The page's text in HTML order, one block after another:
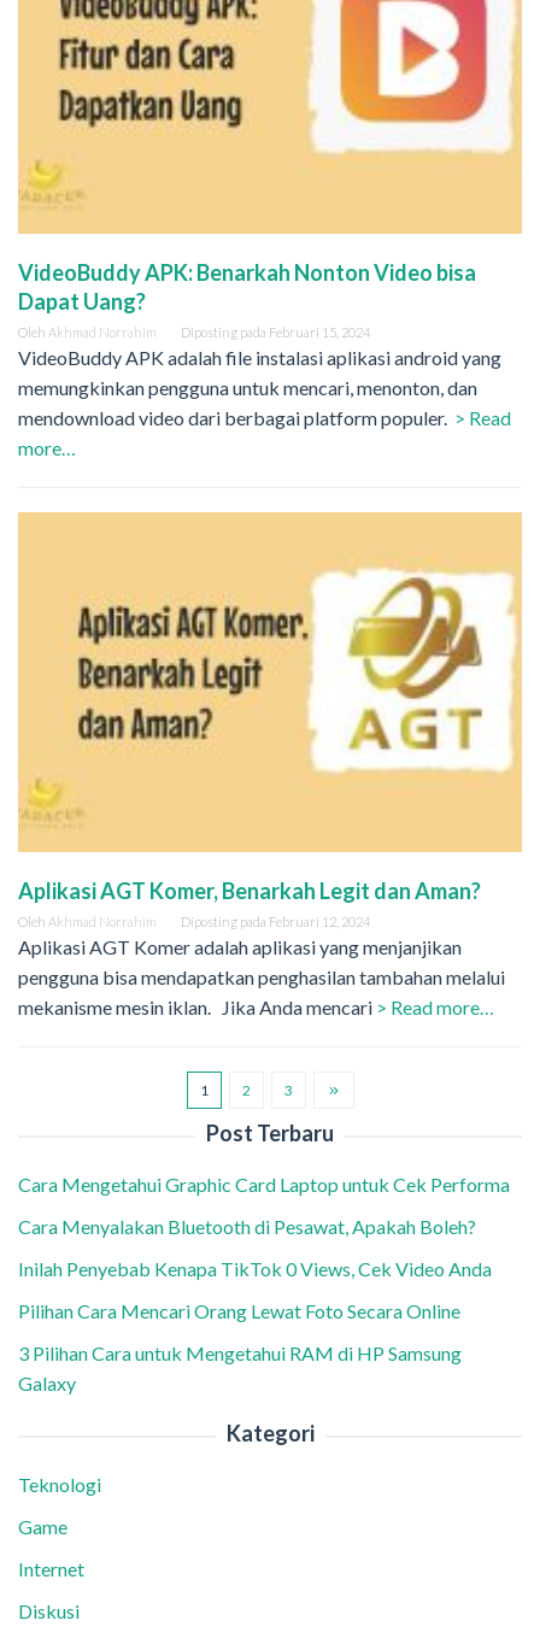
VideoBuddy APK: Benarkah Nonton Video bisa
Dapat Uang?
Oleh Akhmad Norrahim Diposting pada Februari 15, 2024
VideoBuddy APK adalah file instalasi aplikasi android yang
memungkinkan pengguna untuk mencari, menonton, dan
mendownload video dari berbagai platform populer. > Read
more…
Aplikasi AGT Komer, Benarkah Legit dan Aman?
Oleh Akhmad Norrahim Diposting pada Februari 12, 2024
Aplikasi AGT Komer adalah aplikasi yang menjanjikan
pengguna bisa mendapatkan penghasilan tambahan melalui
mekanisme mesin iklan. Jika Anda mencari > Read more…
1 2 3
Post Terbaru
Cara Mengetahui Graphic Card Laptop untuk Cek Performa
Cara Menyalakan Bluetooth di Pesawat, Apakah Boleh?
Inilah Penyebab Kenapa TikTok 0 Views, Cek Video Anda
Pilihan Cara Mencari Orang Lewat Foto Secara Online
3 Pilihan Cara untuk Mengetahui RAM di HP Samsung
Galaxy
Kategori
Teknologi
Game
Internet
Diskusi